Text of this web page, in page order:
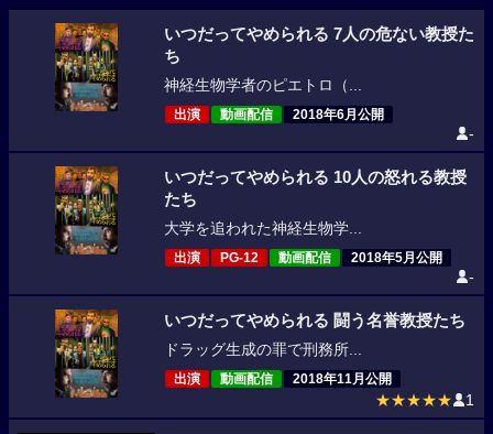
いつだってやめられる 7人の危ない教授た
ち
神経生物学者のピエトロ（...
出演 動画配信 2018年6月公開
-
いつだってやめられる 10人の怒れる教授
たち
大学を追われた神経生物学...
出演 PG-12 動画配信 2018年5月公開
-
いつだってやめられる 闘う名誉教授たち
ドラッグ生成の罪で刑務所...
出演 動画配信 2018年11月公開
★★★★★ 1